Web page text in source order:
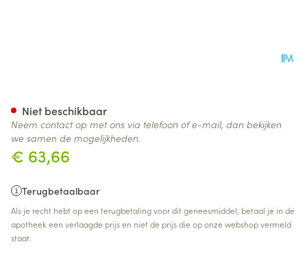
€ 63,66
Terugbetaalbaar
Als je recht hebt op een terugbetaling voor dit geneesmiddel, betaal je in de
apotheek een verlaagde prijs en niet de prijs die op onze webshop vermeld
staat.
Niet beschikbaar
Neem contact op met ons via telefoon of e-mail, dan bekijken
we samen de mogelijkheden.